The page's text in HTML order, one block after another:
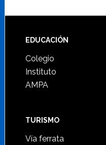
Footer
EDUCACIÓN
Colegio
Instituto
AMPA
TURISMO
Vía ferrata